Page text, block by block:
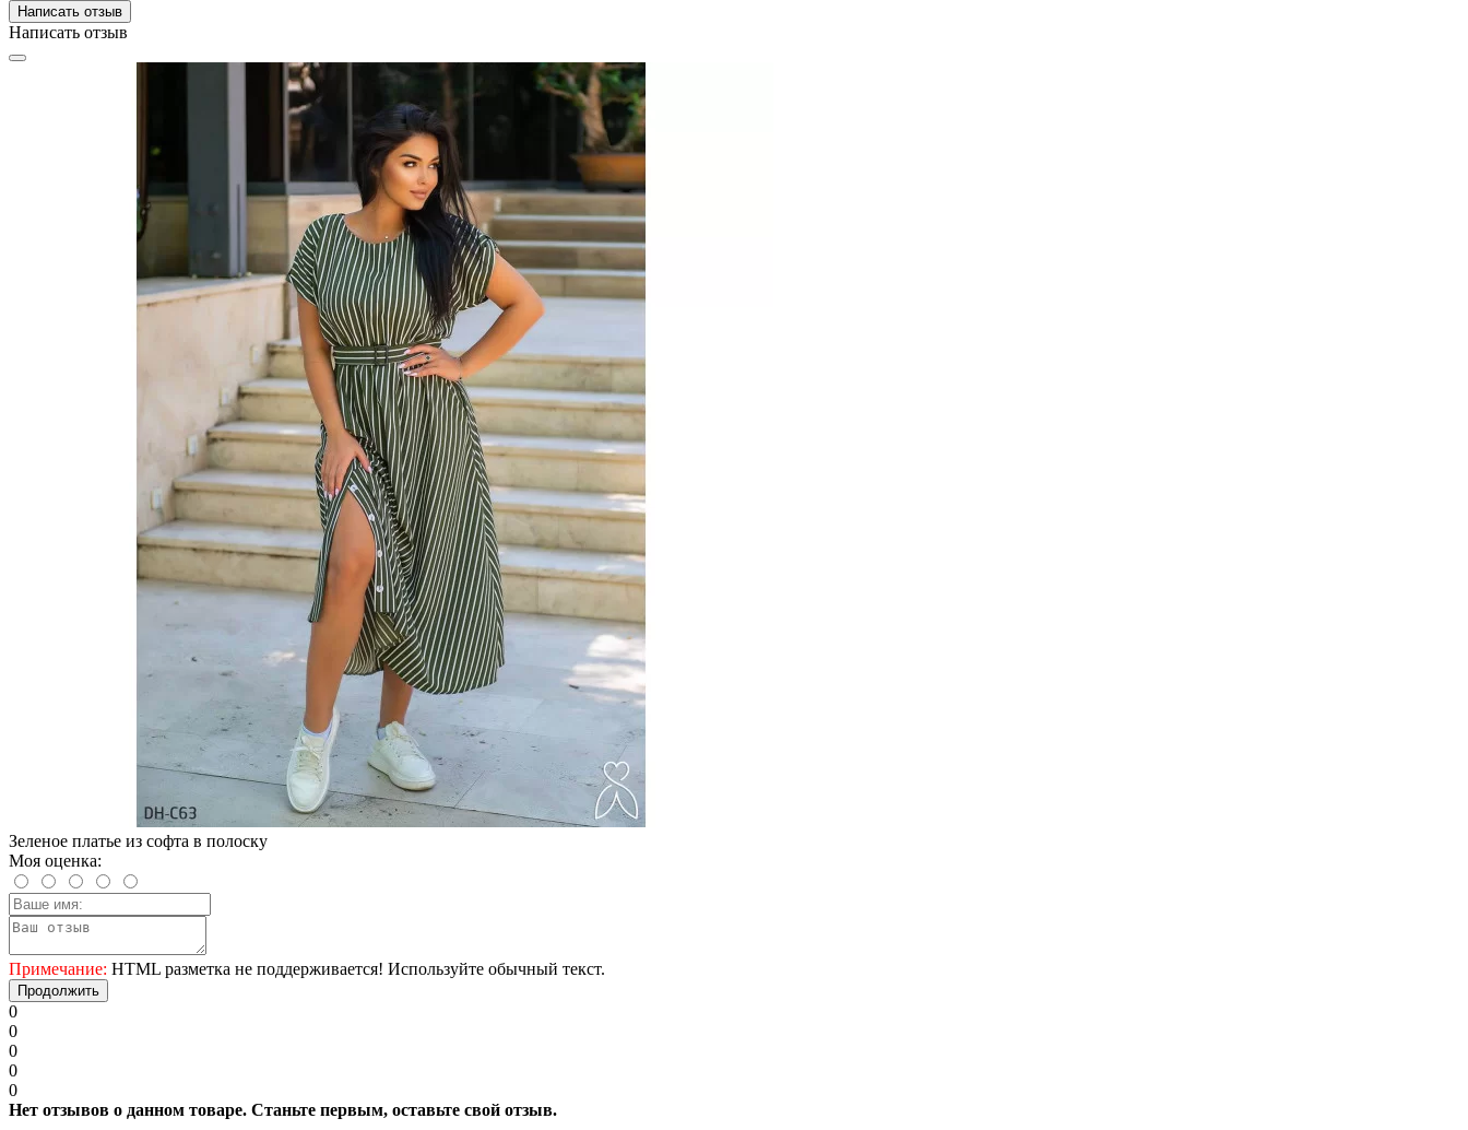
Написать отзыв
Написать отзыв
Зеленое платье из софта в полоску
Моя оценка:
Примечание: HTML разметка не поддерживается! Используйте обычный текст.
Продолжить
0
0
0
0
0
Нет отзывов о данном товаре. Станьте первым, оставьте свой отзыв.